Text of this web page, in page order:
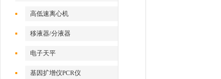
高低速离心机
移液器/分液器
电子天平
基因扩增仪PCR仪